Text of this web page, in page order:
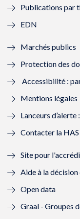
f
n
ê
t
r
e
)
Publications par
EDN
Marchés publics
Protection des
Accessibilité :
Mentions légales
Lanceurs d’alerte
Contacter la HAS
Site pour
Aide à la
Open data
Graal - Groupes